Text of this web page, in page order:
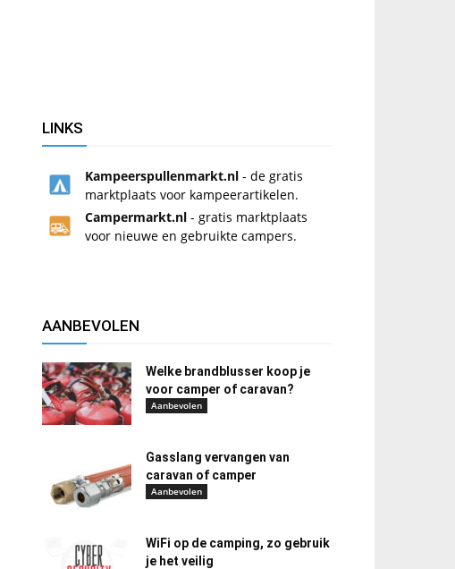
LINKS
Kampeerspullenmarkt.nl - de gratis
marktplaats voor kampeerartikelen.
Campermarkt.nl - gratis marktplaats
voor nieuwe en gebruikte campers.
AANBEVOLEN
Welke brandblusser koop je
voor camper of caravan?
Aanbevolen
Gasslang vervangen van
caravan of camper
Aanbevolen
WiFi op de camping, zo gebruik
je het veilig